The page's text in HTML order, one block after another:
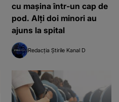
cu mașina într-un cap de
pod. Alți doi minori au
ajuns la spital
Redacția Știrile Kanal D